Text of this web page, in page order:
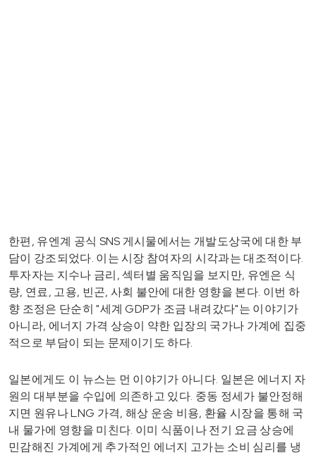
한편, 유엔계 공식 SNS 게시물에서는 개발도상국에 대한 부
담이 강조되었다. 이는 시장 참여자의 시각과는 대조적이다.
투자자는 지수나 금리, 섹터별 움직임을 보지만, 유엔은 식
량, 연료, 고용, 빈곤, 사회 불안에 대한 영향을 본다. 이번 하
향 조정은 단순히 "세계 GDP가 조금 내려갔다"는 이야기가
아니라, 에너지 가격 상승이 약한 입장의 국가나 가계에 집중
적으로 부담이 되는 문제이기도 하다.
일본에게도 이 뉴스는 먼 이야기가 아니다. 일본은 에너지 자
원의 대부분을 수입에 의존하고 있다. 중동 정세가 불안정해
지면 원유나 LNG 가격, 해상 운송 비용, 환율 시장을 통해 국
내 물가에 영향을 미친다. 이미 식품이나 전기 요금 상승에
민감해진 가계에게 추가적인 에너지 고가는 소비 심리를 냉